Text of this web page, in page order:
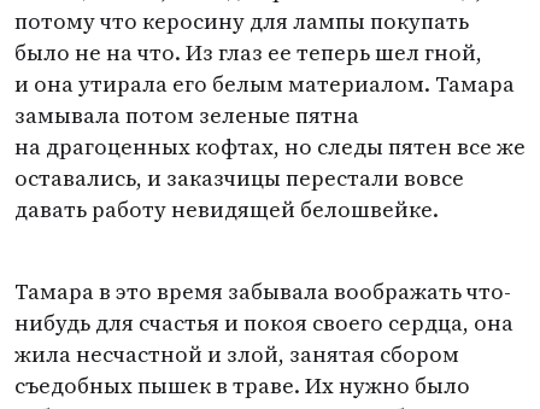
потому что керосину для лампы покупать
было не на что. Из глаз ее теперь шел гной,
и она утирала его белым материалом. Тамара
замывала потом зеленые пятна
на драгоценных кофтах, но следы пятен все же
оставались, и заказчицы перестали вовсе
давать работу невидящей белошвейке.
Тамара в это время забывала воображать что-
нибудь для счастья и покоя своего сердца, она
жила несчастной и злой, занятая сбором
съедобных пышек в траве. Их нужно было